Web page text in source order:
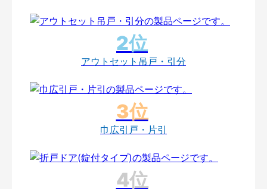
アウトセット吊戸・引分
巾広引戸・片引